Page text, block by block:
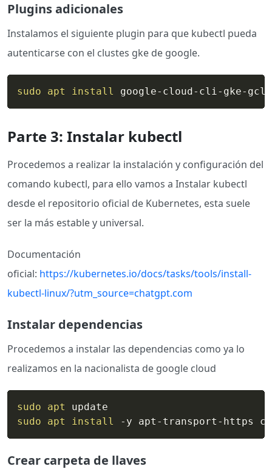
Plugins adicionales
Instalamos el siguiente plugin para que kubectl pueda
autenticarse con el clustes gke de google.
sudo apt install google-cloud-cli-gke-
Parte 3: Instalar kubectl
Procedemos a realizar la instalación y configuración del
comando kubectl, para ello vamos a Instalar kubectl
desde el repositorio oficial de Kubernetes, esta suele
ser la más estable y universal.
Documentación
oficial: https://kubernetes.io/docs/tasks/tools/install-
kubectl-linux/?utm_source=chatgpt.com
Instalar dependencias
Procedemos a instalar las dependencias como ya lo
realizamos en la nacionalista de google cloud
sudo apt
sudo
apt install -y apt-transport-https
Crear carpeta de llaves